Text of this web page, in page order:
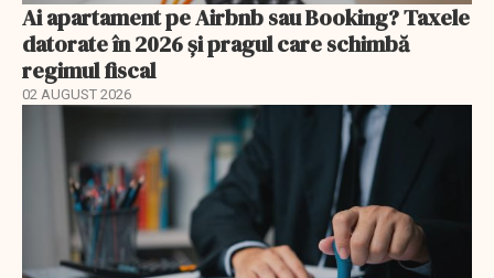
Ai apartament pe Airbnb sau Booking? Taxele
datorate în 2026 și pragul care schimbă
regimul fiscal
02 AUGUST 2026